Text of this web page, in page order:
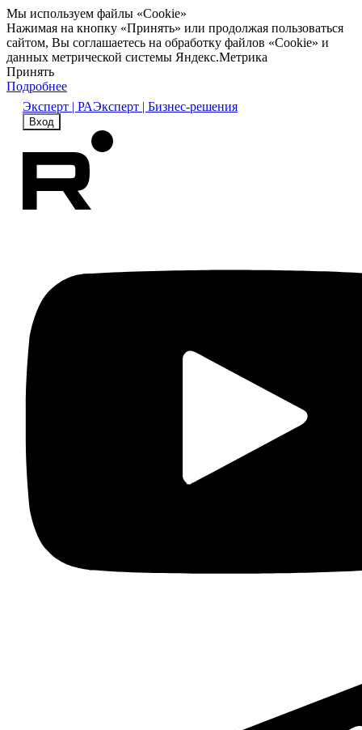
Мы используем файлы «Cookie»
Нажимая на кнопку «Принять» или продолжая пользоваться
сайтом, Вы соглашаетесь на обработку файлов «Cookie» и
данных метрической системы Яндекс.Метрика
Принять
Подробнее
Эксперт | РАЭксперт | Бизнес-решения
Вход